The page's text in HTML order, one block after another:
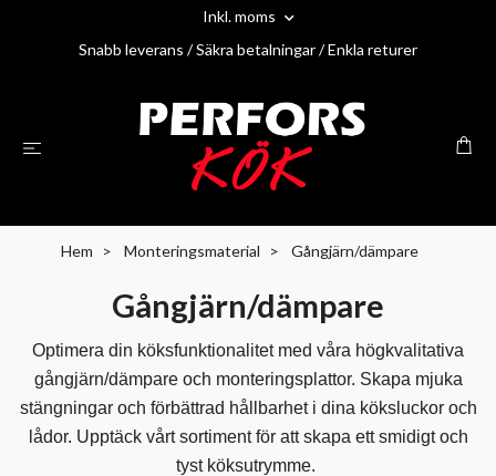
Inkl. moms
Snabb leverans / Säkra betalningar / Enkla returer
Hem Monteringsmaterial Gångjärn/dämpare
Gångjärn/dämpare
Optimera din köksfunktionalitet med våra högkvalitativa
gångjärn/dämpare och monteringsplattor. Skapa mjuka
stängningar och förbättrad hållbarhet i dina köksluckor och
lådor. Upptäck vårt sortiment för att skapa ett smidigt och
tyst köksutrymme.